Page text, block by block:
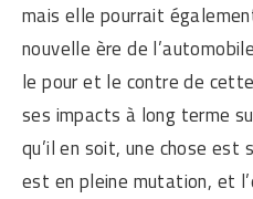
mais elle pourrait
nouvelle ère de
le pour et le contre de
ses impacts à long terme
qu’il en soit, une chose est
est en pleine mutation, et